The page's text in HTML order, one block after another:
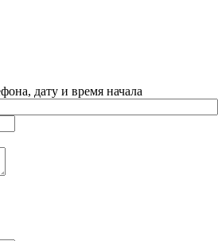
дату и время начала